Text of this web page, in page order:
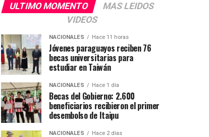
ULTIMO MOMENTO
MAS LEIDOS
VIDEOS
NACIONALES Hace 11 horas
Jóvenes paraguayos reciben 76
becas universitarias para
estudiar en Taiwán
NACIONALES Hace 1 día
Becas del Gobierno: 2.600
beneficiarios recibieron el primer
desembolso de Itaipu
NACIONALES Hace 2 días